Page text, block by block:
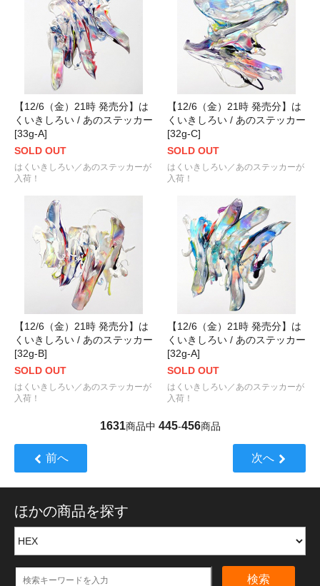
【12/6（金）21時 発売分】は
くいきしろい / あのステッカー
[33g-A]
SOLD OUT
はくいきしろい／あのステッカーが
入荷！
【12/6（金）21時 発売分】は
くいきしろい / あのステッカー
[32g-C]
SOLD OUT
はくいきしろい／あのステッカーが
入荷！
【12/6（金）21時 発売分】は
くいきしろい / あのステッカー
[32g-B]
SOLD OUT
はくいきしろい／あのステッカーが
入荷！
【12/6（金）21時 発売分】は
くいきしろい / あのステッカー
[32g-A]
SOLD OUT
はくいきしろい／あのステッカーが
入荷！
1631商品中 445-456商品
前へ 次へ
ほかの商品を探す
検索